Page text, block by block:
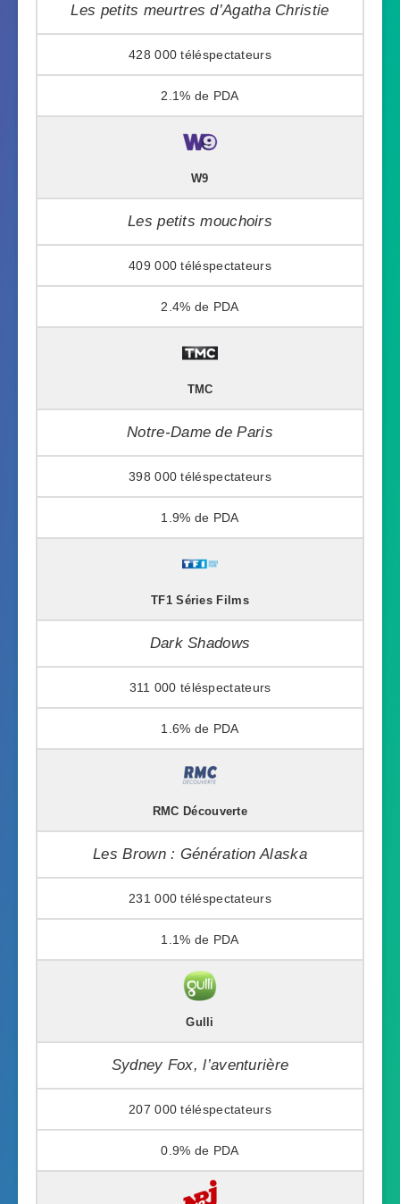
Les petits meurtres d’Agatha Christie
428 000
2.1%
W9
Les petits mouchoirs
409 000
2.4%
TMC
Notre-Dame de Paris
398 000
1.9%
TF1 Séries Films
Dark Shadows
311 000
1.6%
RMC Découverte
Les Brown : Génération Alaska
231 000
1.1%
Gulli
Sydney Fox, l’aventurière
207 000
0.9%